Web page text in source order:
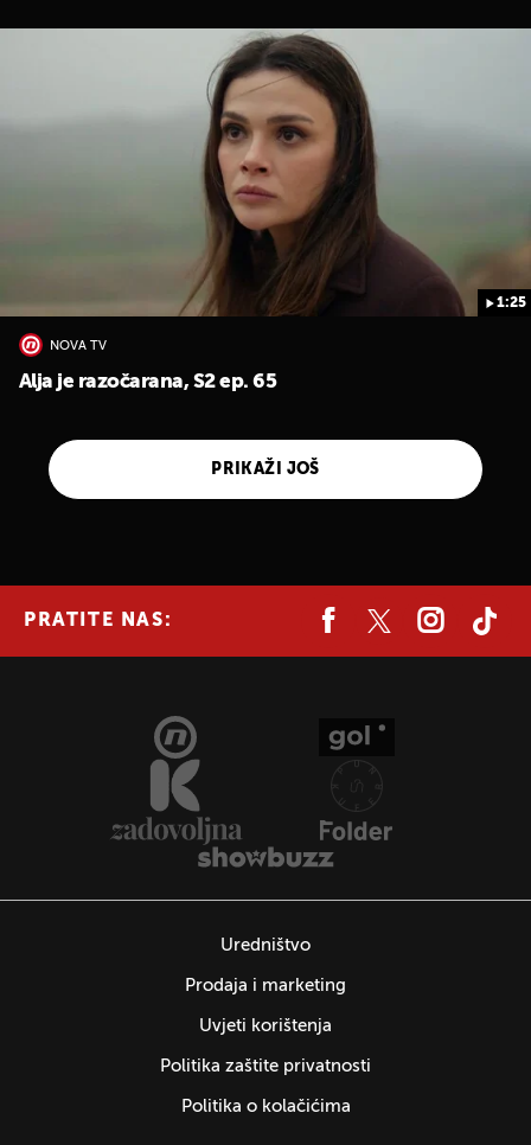
1:25
NOVA TV
Alja je razočarana, S2 ep. 65
PRIKAŽI JOŠ
PRATITE NAS:
Uredništvo
Prodaja i marketing
Uvjeti korištenja
Politika zaštite privatnosti
Politika o kolačićima